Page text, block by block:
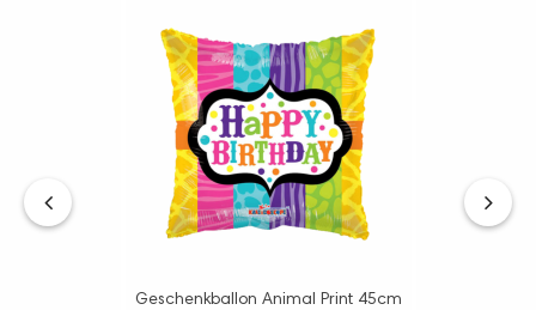
Geschenkballon Animal Print 45cm